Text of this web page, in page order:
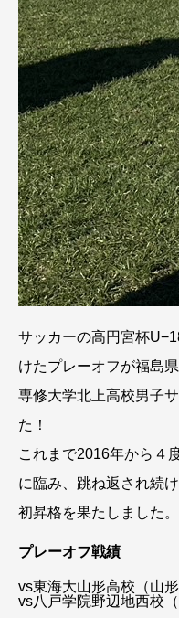
サッカーの高円宮杯
けたプレーオフが福島
専修大学北上高校男子
た！
これまで2016年から４
に臨み、跳ね返され続
初昇格を果たしました。
プレーオフ戦績
vs東海大山形高校（山
vs八戸学院野辺地西校